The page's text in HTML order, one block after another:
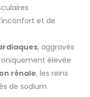
et de
, aggravés
élevée
rénale, les reins
de sodium